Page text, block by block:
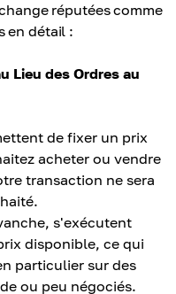
réputées comme
en détail :
Lieu des Ordres au
de fixer un prix
acheter ou vendre
transaction ne sera
s'exécutent
disponible, ce qui
particulier sur des
ou peu négociés.